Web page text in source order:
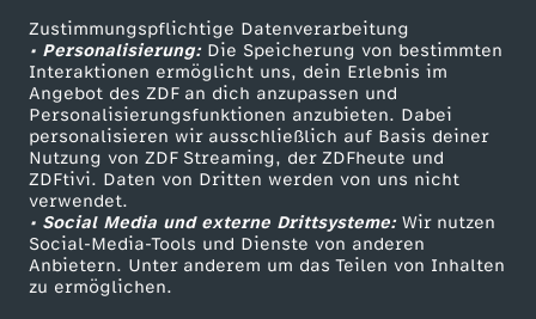
Zustimmungspflichtige Datenverarbeitung
• Personalisierung:Die Speicherung von bestimmten
Interaktionen ermöglicht uns, dein Erlebnis im
Angebot des ZDF an dich anzupassen und
Personalisierungsfunktionen anzubieten. Dabei
personalisieren wir ausschließlich auf Basis deiner
Nutzung von ZDF Streaming, der ZDFheute und
ZDFtivi. Daten von Dritten werden von uns nicht
verwendet.
• Social Media und externe Drittsysteme:Wir nutzen
Social-Media-Tools und Dienste von anderen
Anbietern. Unter anderem um das Teilen von Inhalten
zu ermöglichen.
Livestreams
Sendungen A-Z
TV-Programm
Zuschauerservice
Hilfe
ZDF Unternehmen
Karriere